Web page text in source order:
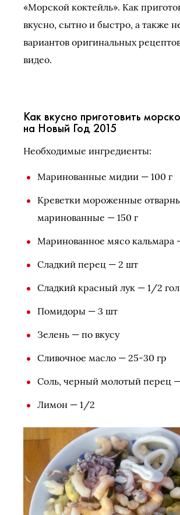
«Морской коктейль». Как
вкусно, сытно и быстро, а также
вариантов оригинальных
видео.
Как вкусно приготовить
на Новый Год 2015
Необходимые ингредиенты:
Маринованные мидии — 100 г
Креветки мороженные
маринованные — 150 г
Маринованное мясо кальмара
Сладкий перец — 2 шт
Сладкий красный лук — 1/2 гол
Помидоры — 3 шт
Зелень — по вкусу
Сливочное масло — 25-30 гр
Соль, черный молотый перец
Лимон — 1/2